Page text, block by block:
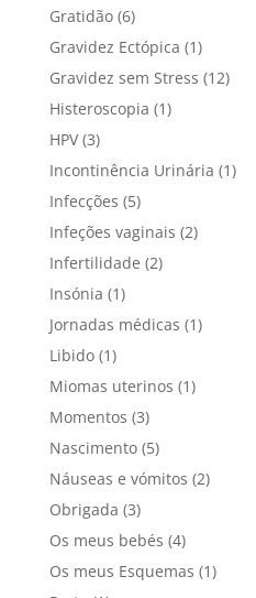
Gratidão(6)
Gravidez Ectópica (1)
Gravidez sem Stress (12)
Histeroscopia (1)
HPV(3)
Incontinência Urinária (1)
Infecções (5)
Infeções vaginais (2)
Infertilidade (2)
Insónia (1)
Jornadas médicas (1)
Libido(1)
Miomas uterinos (1)
Momentos (3)
Nascimento(5)
Náuseas e vómitos (2)
Obrigada (3)
Os meus bebés (4)
Os meus Esquemas (1)